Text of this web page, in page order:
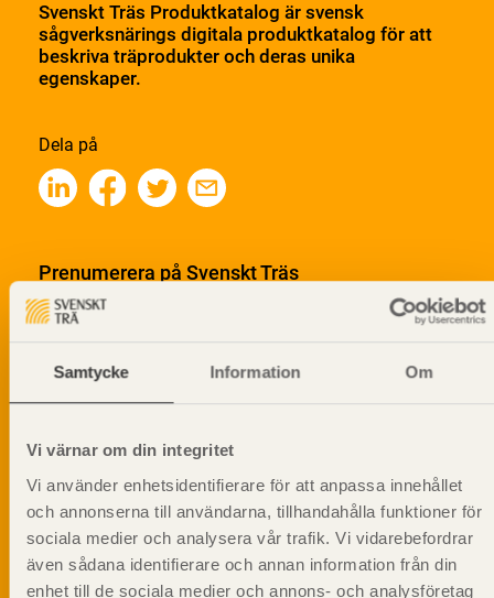
Samtycke Information Om
Vi värnar om din integritet
Vi använder enhetsidentifierare för att anpassa innehållet
och annonserna till användarna, tillhandahålla funktioner för
sociala medier och analysera vår trafik. Vi vidarebefordrar
även sådana identifierare och annan information från din
enhet till de sociala medier och annons- och analysföretag
Svenskt Träs Produktkatalog är svensk
sågverksnärings digitala produktkatalog för att
beskriva träprodukter och deras unika
egenskaper.
Dela på
Prenumerera på Svenskt Träs
informationsutskick!